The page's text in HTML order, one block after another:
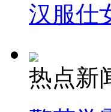
汉服仕
热点新